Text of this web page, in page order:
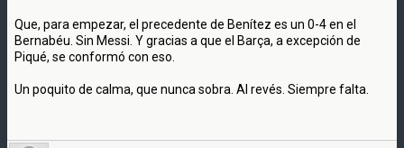
Que, para empezar, el precedente de Benítez es un 0-4 en el
Bernabéu. Sin Messi. Y gracias a que el Barça, a excepción de
Piqué, se conformó con eso.
Un poquito de calma, que nunca sobra. Al revés. Siempre falta.